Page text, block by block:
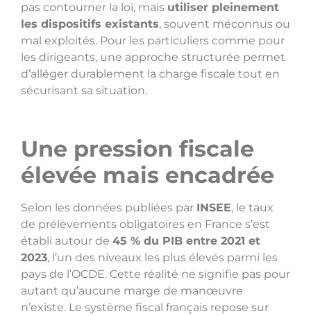
pas contourner la loi, mais utiliser pleinement
les dispositifs existants, souvent méconnus ou
mal exploités. Pour les particuliers comme pour
les dirigeants, une approche structurée permet
d’alléger durablement la charge fiscale tout en
sécurisant sa situation.
Une pression fiscale
élevée mais encadrée
Selon les données publiées par INSEE, le taux
de prélèvements obligatoires en France s’est
établi autour de 45 % du PIB entre 2021 et
2023, l’un des niveaux les plus élevés parmi les
pays de l’OCDE. Cette réalité ne signifie pas pour
autant qu’aucune marge de manœuvre
n’existe. Le système fiscal français repose sur